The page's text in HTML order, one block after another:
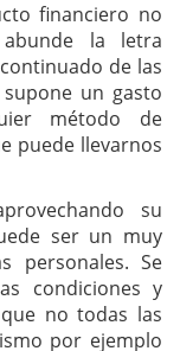
financiero no
abunde la letra
de las
un gasto
método de
puede llevarnos
su
ser un muy
personales. Se
condiciones y
no todas las
por ejemplo